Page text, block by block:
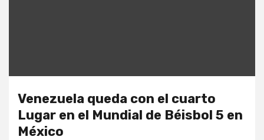
Venezuela queda con el cuarto
Lugar en el Mundial de Béisbol 5 en
México